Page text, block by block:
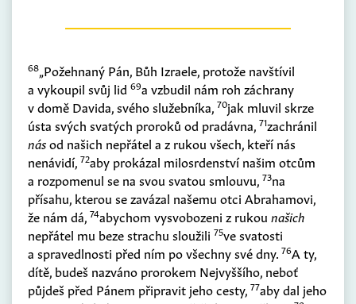
68„Požehnaný Pán, Bůh Izraele, protože navštívil
a vykoupil svůj lid 69a vzbudil nám roh záchrany
v domě Davida, svého služebníka, 70jak mluvil skrze
ústa svých svatých proroků od pradávna, 71zachránil
násod našich nepřátel a z rukou všech, kteří nás
nenávidí, 72aby prokázal milosrdenství našim otcům
a rozpomenul se na svou svatou smlouvu, 73na
přísahu, kterou se zavázal našemu otci Abrahamovi,
že nám dá, 74abychom vysvobozeni z rukou našich
nepřátel mu beze strachu sloužili 75ve svatosti
a spravedlnosti před ním po všechny své dny. 76A ty,
dítě, budeš nazváno prorokem Nejvyššího, neboť
půjdeš před Pánem připravit jeho cesty, 77aby dal jeho